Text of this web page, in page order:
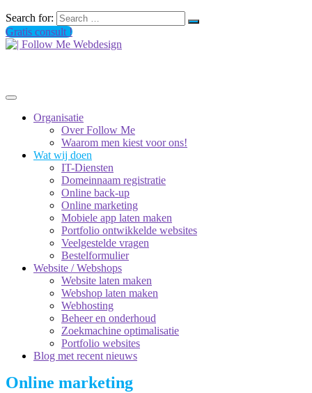
Search for:
Gratis consult !
Organisatie
Over Follow Me
Waarom men kiest voor ons!
Wat wij doen
IT-Diensten
Domeinnaam registratie
Online back-up
Online marketing
Mobiele app laten maken
Portfolio ontwikkelde websites
Veelgestelde vragen
Bestelformulier
Website / Webshops
Website laten maken
Webshop laten maken
Webhosting
Beheer en onderhoud
Zoekmachine optimalisatie
Portfolio websites
Blog met recent nieuws
Online marketing